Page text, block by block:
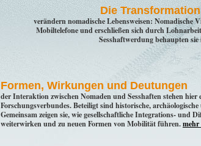
Die
verändern nomadische Lebensweisen: Nomadische
Mobiltelefone und erschließen sich durch
Sesshaftwerdung behaupten
Formen, Wirkungen und Deutungen
der Interaktion zwischen Nomaden und Sesshaften stehen
Forschungsverbundes. Beteiligt sind historische,
Gemeinsam zeigen sie, wie gesellschaftliche Integrations- und
weiterwirken und zu neuen Formen von Mobilität führen.mehr